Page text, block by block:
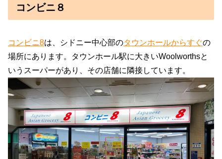
コンビニ８
コンビニ8は、シドニー中心部のタウンホールからすぐの
場所にあります。タウンホール駅に大きいWoolworthsと
いうスーパーがあり、その店舗に隣接しています。